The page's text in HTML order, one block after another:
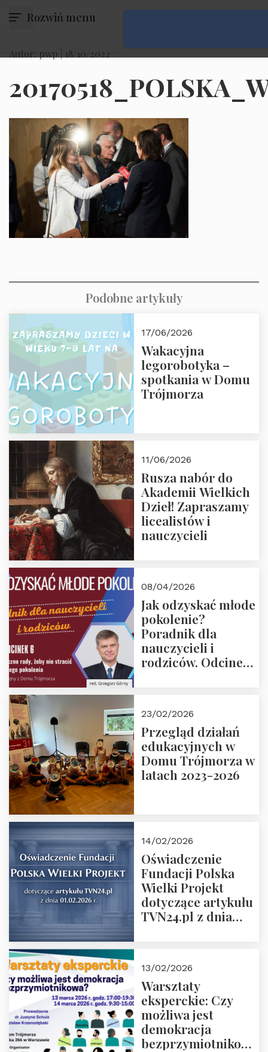
Rozwiń menu
Autor: pwp | 18/10/2022
Podobne artykuły
17/06/2026
Wakacyjna
legorobotyka –
spotkania w Domu
Trójmorza
11/06/2026
Rusza nabór do
Akademii Wielkich
Dzieł! Zapraszamy
licealistów i
nauczycieli
08/04/2026
Jak odzyskać młode
pokolenie?
Poradnik dla
nauczycieli i
rodziców. Odcinek
Rozmawiają red.
Grzegorz Górny i
prof. Michał
Łuczewski
23/02/2026
Przegląd działań
edukacyjnych w
Domu Trójmorza w
latach 2023-2026
14/02/2026
Oświadczenie
Fundacji Polska
Wielki Projekt
dotyczące artykułu
TVN24.pl z dnia
13/02/2026
Warsztaty
eksperckie: Czy
możliwa jest
demokracja
bezprzymiotnikowa?